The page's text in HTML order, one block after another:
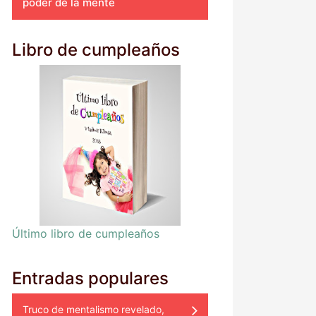
Libro de cumpleaños
Último libro de cumpleaños
Entradas populares
Truco de mentalismo revelado,